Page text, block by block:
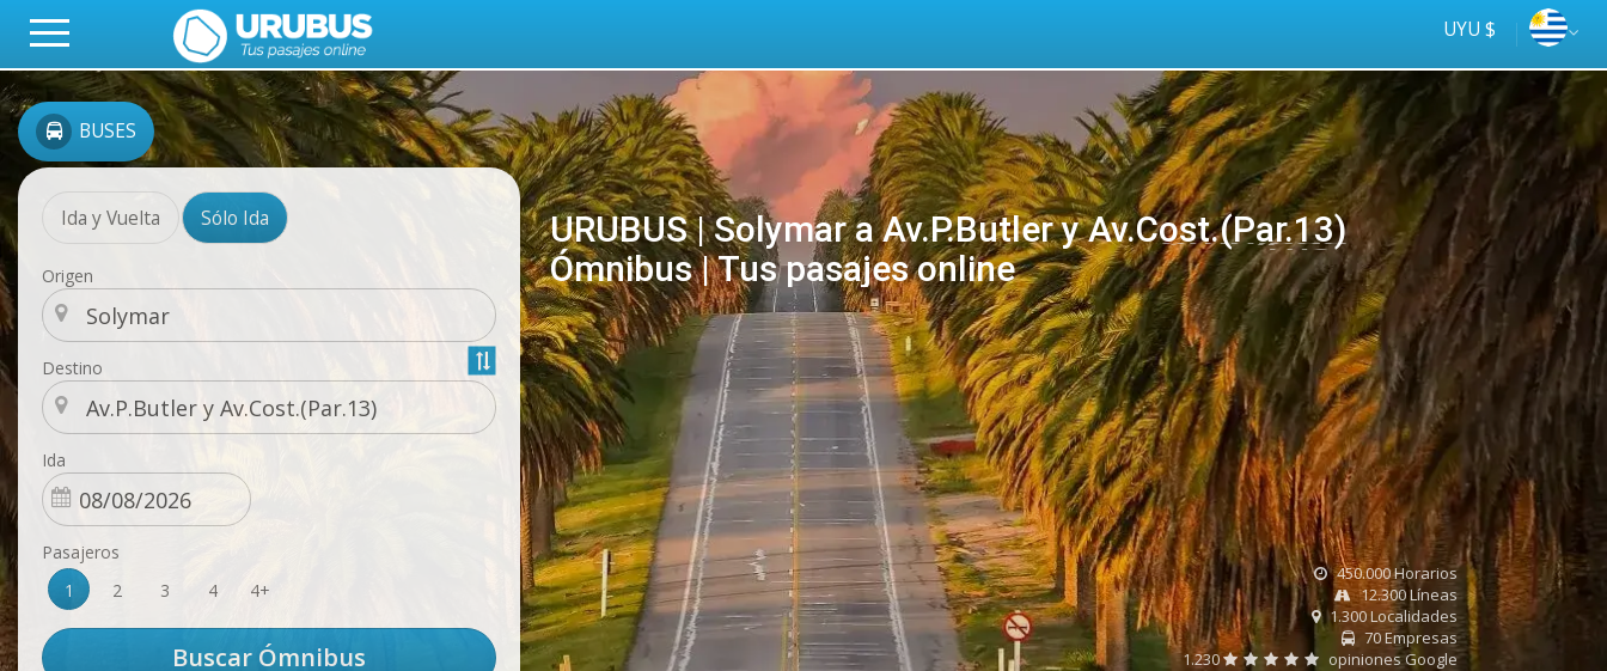
UYU $
BUSES
Ida y Vuelta Sólo Ida
Origen
Destino
Ida
Pasajeros
1
2 3 4 4+
URUBUS | Solymar a Av.P.Butler y Av.Cost.(Par.13)
Ómnibus | Tus pasajes online
online
Tus
ómnibus
450.000 Horarios
12.300 Líneas
1.300 Localidades
70 Empresas
1.230
opiniones Google